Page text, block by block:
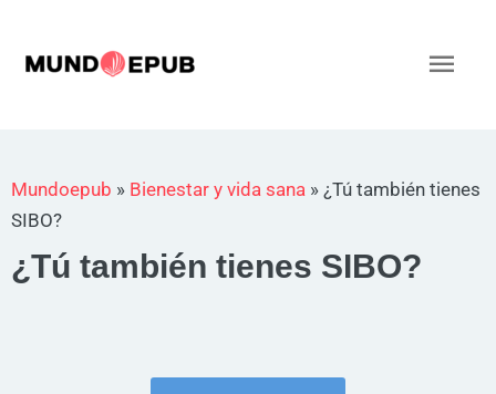
contenido
Mundoepub » Bienestar y vida sana » ¿Tú también tienes
SIBO?
¿Tú también tienes SIBO?